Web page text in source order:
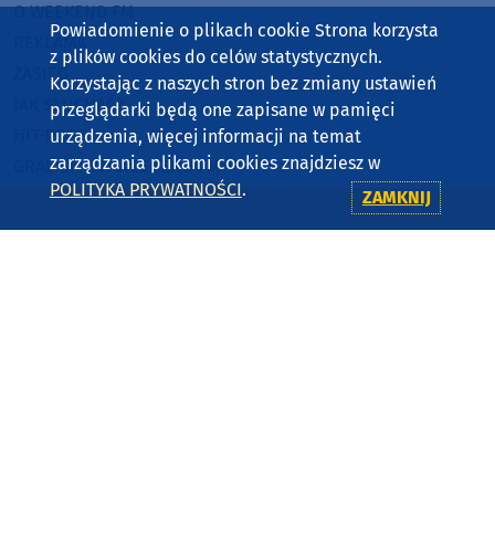
O WEEKEND FM
REKLAMA
ZASIĘG
JAK SŁUCHAĆ?
HIT-PORT
GRALIŚMY W WEEKEND FM
CZĘSTOTLIWOŚCI
Powiadomienie o plikach cookie Strona korzysta
z plików cookies do celów statystycznych.
Korzystając z naszych stron bez zmiany ustawień
przeglądarki będą one zapisane w pamięci
urządzenia, więcej informacji na temat
zarządzania plikami cookies znajdziesz w
POLITYKA PRYWATNOŚCI. ZAMKNIJ